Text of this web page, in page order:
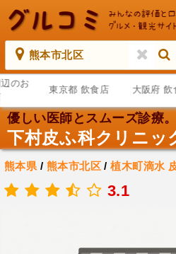
熊本市北区
のお
東京都 飲食店 大阪府 飲
優しい医師とスムーズ診療。
下村皮ふ科クリニッ
熊本県 / 熊本市北区/植木町滴水
3.1